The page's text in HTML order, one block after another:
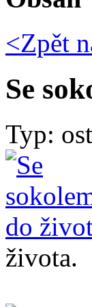
<Zpět
Se
Typ:
života.